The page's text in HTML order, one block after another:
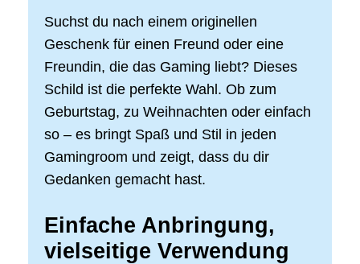
Suchst du nach einem originellen
Geschenk für einen Freund oder eine
Freundin, die das Gaming liebt? Dieses
Schild ist die perfekte Wahl. Ob zum
Geburtstag, zu Weihnachten oder einfach
so – es bringt Spaß und Stil in jeden
Gamingroom und zeigt, dass du dir
Gedanken gemacht hast.
Einfache Anbringung,
vielseitige Verwendung